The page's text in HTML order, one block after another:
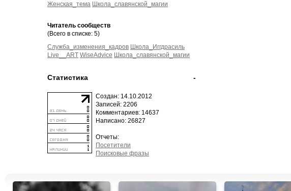
Женская_тема Школа_славянской_магии
Читатель сообществ
(Всего в списке: 5)
Служба_изменения_кадров Школа_Иггдрасиль
Live__ART WiseAdvice Школа_славянской_магии
-
Статистика
Создан: 14.10.2012
Записей: 2206
Комментариев: 14637
Написано: 26827
Отчеты:
Посетители
Поисковые фразы